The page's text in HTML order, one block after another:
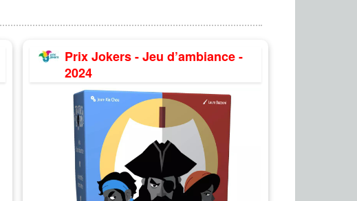
Prix Jokers - Jeu d’ambiance -
2024